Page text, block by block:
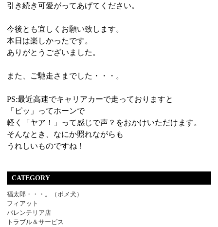
引き続き可愛がってあげてください。
今後とも宜しくお願い致します。
本日は楽しかったです。
ありがとうございました。
また、ご馳走さまでした・・・。
PS:最近高速でキャリアカーで走っておりますと
「ピッ」ってホーンで
軽く「ヤア！」って感じで声？をおかけいただけます。
そんなとき、なにか照れながらも
うれしいものですね！
CATEGORY
福太郎・・・。（ポメ犬）
フィアット
バレンテリア店
トラブル＆サービス